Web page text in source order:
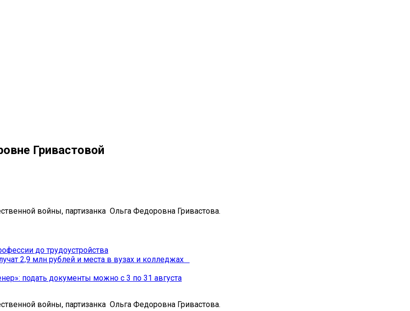
Гривастовой
войны, партизанка Ольга Федоровна Гривастова.
до трудоустройства
2,9 млн рублей и места в вузах и колледжах
подать документы можно с 3 по 31 августа
войны, партизанка Ольга Федоровна Гривастова.